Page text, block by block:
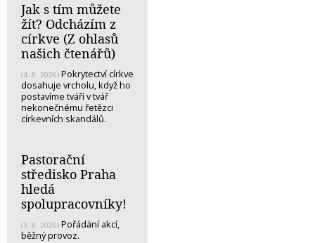
Jak s tím můžete
žít? Odcházím z
církve (Z ohlasů
našich čtenářů)
(4. 8. 2026) Pokrytectví církve
dosahuje vrcholu, když ho
postavíme tváří v tvář
nekonečnému řetězci
církevních skandálů.
Pastorační
středisko Praha
hledá
spolupracovníky!
(3. 8. 2026) Pořádání akcí,
běžný provoz.